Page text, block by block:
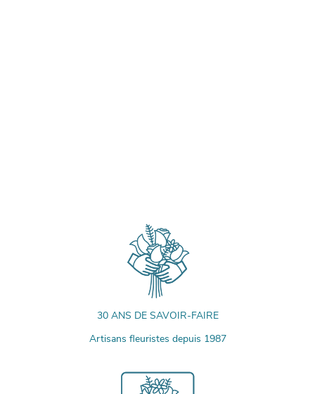
30 ANS DE SAVOIR-FAIRE
Artisans fleuristes depuis 1987